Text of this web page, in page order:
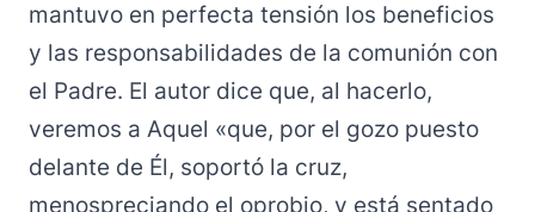
mantuvo en perfecta tensión los beneficios
y las responsabilidades de la comunión con
el Padre. El autor dice que, al hacerlo,
veremos a Aquel «que, por el gozo puesto
delante de Él, soportó la cruz,
menospreciando el oprobio, y está sentado